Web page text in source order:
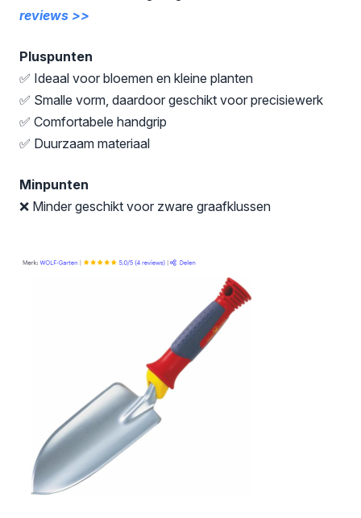
reviews >>
Pluspunten
✅ Ideaal voor bloemen en kleine planten
✅ Smalle vorm, daardoor geschikt voor precisiewerk
✅ Comfortabele handgrip
✅ Duurzaam materiaal
Minpunten
❌ Minder geschikt voor zware graafklussen